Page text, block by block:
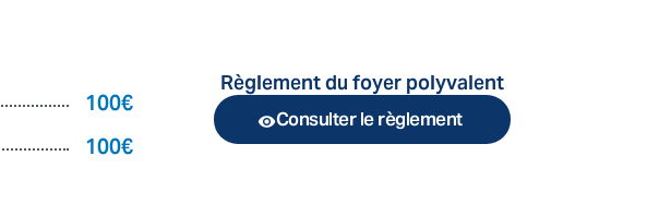
100€
100€
Règlement du foyer polyvalent
Consulter le règlement